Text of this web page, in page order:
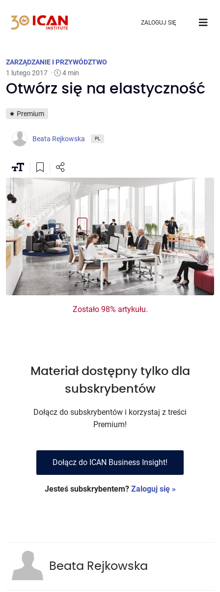
ZALOGUJ SIĘ
ZARZĄDZANIE I PRZYWÓDZTWO
1 lutego 2017 · 4 min
Otwórz się na elastyczność
Premium
Beata Rejkowska PL
Zostało 98% artykułu.
Materiał dostępny tylko dla
subskrybentów
Dołącz do subskrybentów i korzystaj z treści
Premium!
Dołącz do ICAN Business Insight!
Jesteś subskrybentem? Zaloguj się »
Beata Rejkowska